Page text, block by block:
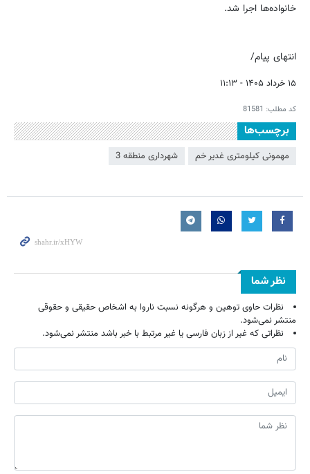
خانواده‌ها اجرا شد.
انتهای پیام/
۱۵ خرداد ۱۴۰۵ - ۱۱:۱۳
کد مطلب: 81581
برچسب‌ها
مهمونی کیلومتری غدیر خم شهرداری منطقه 3
نظر شما
نظرات حاوی توهین و هرگونه نسبت ناروا به اشخاص حقیقی و حقوقی
منتشر نمی‌شود.
نظراتی که غیر از زبان فارسی یا غیر مرتبط با خبر باشد منتشر نمی‌شود.